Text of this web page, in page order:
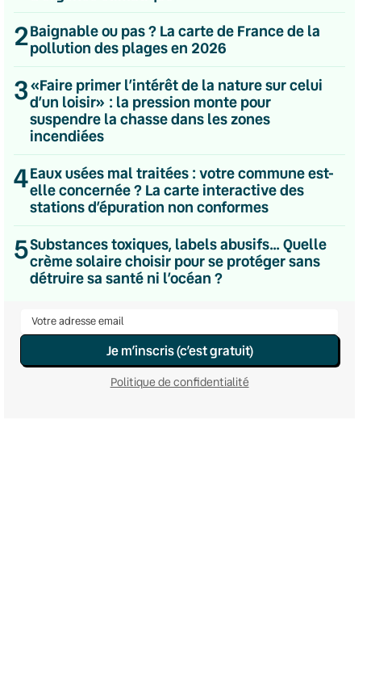
2Baignable ou pas ? La carte de France de la
pollution des plages en 2026
3«Faire primer l’intérêt de la nature sur celui
d’un loisir» : la pression monte pour
suspendre la chasse dans les zones
incendiées
4Eaux usées mal traitées : votre commune est-
elle concernée ? La carte interactive des
stations d’épuration non conformes
5Substances toxiques, labels abusifs… Quelle
crème solaire choisir pour se protéger sans
détruire sa santé ni l’océan ?
💌 Inscrivez-vous à nos newsletters
Quotidienne
Du lundi au vendredi
Hebdomadaire
Le samedi
Chaleurs Actuelles
Une fois par mois
C’était Mieux Après
Je m’inscris (c’est gratuit)
Politique de confidentialité